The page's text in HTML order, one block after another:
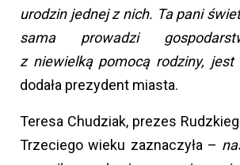
urodzin jednej z nich. Ta pani
sama prowadzi
z niewielką pomocą rodziny, jest
dodała prezydent miasta.
Teresa Chudziak, prezes
Trzeciego wieku zaznaczyła –